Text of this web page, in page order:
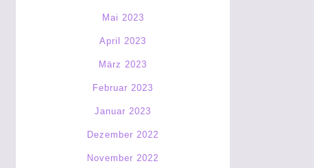
Mai 2023
April 2023
März 2023
Februar 2023
Januar 2023
Dezember 2022
November 2022